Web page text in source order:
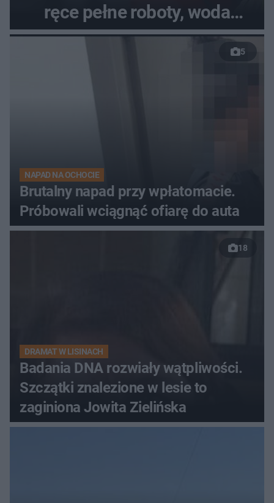
ręce pełne roboty, woda
zalewa posesje i budynki
5
NAPAD NA OCHOCIE
Brutalny napad przy wpłatomacie.
Próbowali wciągnąć ofiarę do auta
18
DRAMAT W LISINACH
Badania DNA rozwiały wątpliwości.
Szczątki znalezione w lesie to
zaginiona Jowita Zielińska